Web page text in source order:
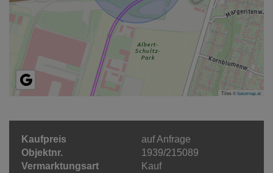
Tiles ©basemap.at
Kaufpreis
auf Anfrage
Objektnr.
1939/215089
Vermarktungsart
Kauf